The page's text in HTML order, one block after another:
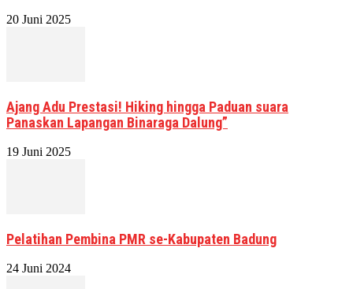
20 Juni 2025
Ajang Adu Prestasi! Hiking hingga Paduan suara
Panaskan Lapangan Binaraga Dalung”
19 Juni 2025
Pelatihan Pembina PMR se-Kabupaten Badung
24 Juni 2024